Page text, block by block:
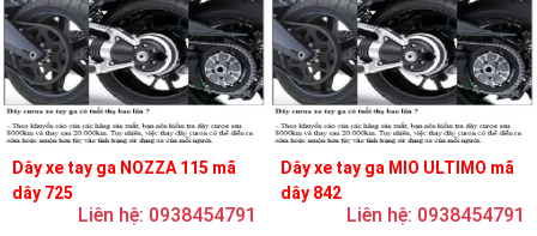
Dây xe tay ga NOZZA 115 mã
dây 725
Liên hệ: 0938454791
Dây xe tay ga MIO ULTIMO mã
dây 842
Liên hệ: 0938454791